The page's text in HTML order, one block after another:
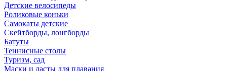
Детские велосипеды
Роликовые коньки
Самокаты детские
Скейтборды, лонгборды
Батуты
Теннисные столы
Туризм, сад
Маски и ласты для плавания